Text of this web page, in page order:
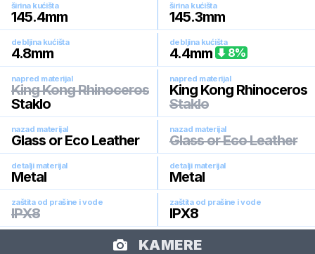
širina kućišta
145.4mm
širina kućišta
145.3mm
debljina kućišta
4.8mm
debljina kućišta
4.4mm 8%
napred materijal
King Kong Rhinoceros
Staklo
napred materijal
King Kong Rhinoceros
Staklo
nazad materijal
Glass or Eco Leather
nazad materijal
Glass or Eco Leather
detalji materijal
Metal
detalji materijal
Metal
zaštita od prašine i vode
IPX8
zaštita od prašine i vode
IPX8
KAMERE